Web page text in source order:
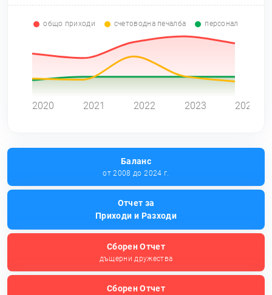
общо приходи счетоводна печалба персонал
2020 2021 2022 2023 2024
Баланс
от 2008 до 2024 г.
Отчет за
Приходи и Разходи
Сборен Отчет
дъщерни дружества
Сборен Отчет